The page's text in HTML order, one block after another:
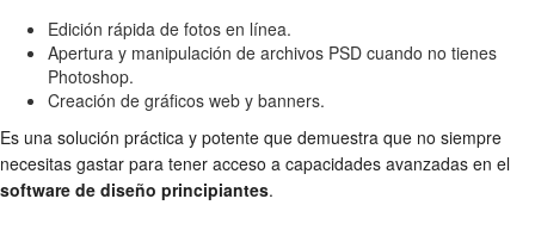
Edición rápida de fotos en línea.
Apertura y manipulación de archivos PSD cuando no tienes
Photoshop.
Creación de gráficos web y banners.
Es una solución práctica y potente que demuestra que no siempre
necesitas gastar para tener acceso a capacidades avanzadas en el
software de diseño principiantes.